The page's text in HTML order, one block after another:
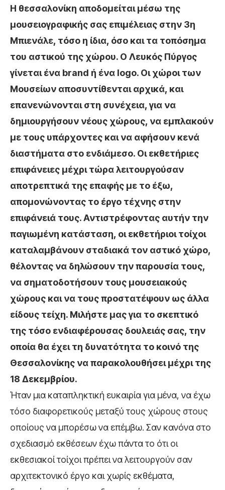
Η θεσσαλονίκη αποδομείται μέσω της
μουσειογραφικής σας επιμέλειας στην 3η
Μπιενάλε, τόσο η ίδια, όσο και τα τοπόσημα
του αστικού της χώρου. Ο Λευκός Πύργος
γίνεται ένα brand ή ένα logo. Οι χώροι των
Μουσείων αποσυντίθενται αρχικά, και
επανενώνονται στη συνέχεια, για να
δημιουργήσουν νέους χώρους, να εμπλακούν
με τους υπάρχοντες και να αφήσουν κενά
διαστήματα στο ενδιάμεσο. Οι εκθετήριες
επιφάνειες μέχρι τώρα λειτουργούσαν
αποτρεπτικά της επαφής με το έξω,
απομονώνοντας το έργο τέχνης στην
επιφάνειά τους. Αντιστρέφοντας αυτήν την
παγιωμένη κατάσταση, οι εκθετήριοι τοίχοι
καταλαμβάνουν σταδιακά τον αστικό χώρο,
θέλοντας να δηλώσουν την παρουσία τους,
να σηματοδοτήσουν τους μουσειακούς
χώρους και να τους προστατέψουν ως άλλα
είδους τείχη. Μιλήστε μας για το σκεπτικό
της τόσο ενδιαφέρουσας δουλειάς σας, την
οποία θα έχει τη δυνατότητα το κοινό της
Θεσσαλονίκης να παρακολουθήσει μέχρι της
18 Δεκεμβρίου.
Ήταν μια καταπληκτική ευκαιρία για μένα, να έχω
τόσο διαφορετικούς μεταξύ τους χώρους στους
οποίους να μπορέσω να επέμβω. Σαν κανόνα στο
σχεδιασμό εκθέσεων έχω πάντα το ότι οι
εκθεσιακοί τοίχοι πρέπει να λειτουργούν σαν
αρχιτεκτονικό έργο και χωρίς εκθέματα,